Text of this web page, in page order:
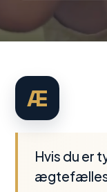
Æ
Hvis du er